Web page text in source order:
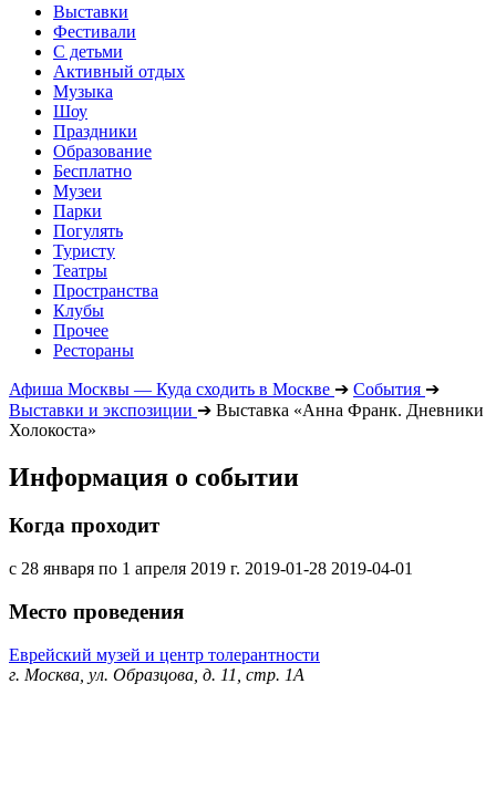
Выставки
Фестивали
С детьми
Активный отдых
Музыка
Шоу
Праздники
Образование
Бесплатно
Музеи
Парки
Погулять
Туристу
Театры
Пространства
Клубы
Прочее
Рестораны
Афиша Москвы — Куда сходить в Москве ➔ События ➔
Выставки и экспозиции ➔ Выставка «Анна Франк. Дневники
Холокоста»
Информация о событии
Когда проходит
с 28 января по 1 апреля 2019 г. 2019-01-28 2019-04-01
Место проведения
Еврейский музей и центр толерантности
г. Москва, ул. Образцова, д. 11, стр. 1А